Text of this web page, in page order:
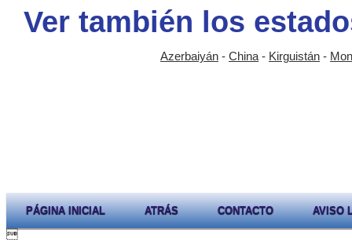
Ver también los
Azerbaiyán - China - Kirguistán -
PÁGINA INICIAL ATRÁS CONTACTO AVISO
